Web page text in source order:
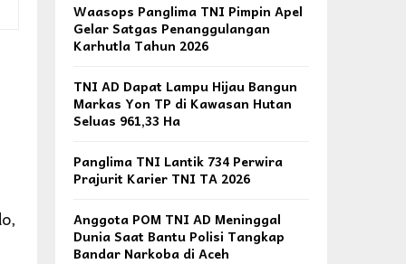
Waasops Panglima TNI Pimpin Apel
Gelar Satgas Penanggulangan
Karhutla Tahun 2026
TNI AD Dapat Lampu Hijau Bangun
Markas Yon TP di Kawasan Hutan
Seluas 961,33 Ha
Panglima TNI Lantik 734 Perwira
Prajurit Karier TNI TA 2026
Anggota POM TNI AD Meninggal
Dunia Saat Bantu Polisi Tangkap
Bandar Narkoba di Aceh